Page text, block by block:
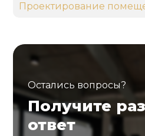
Проектирование
Остались вопросы?
Получите
ответ